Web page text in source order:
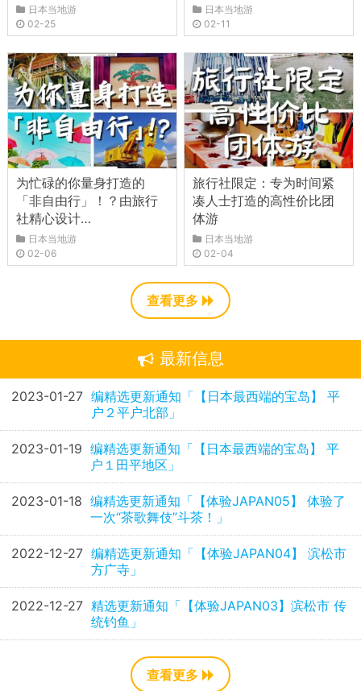
日本当地游
02-25
日本当地游
02-11
为忙碌的你量身打造的
「非自由行」！？由旅行
社精心设计…
日本当地游
02-06
旅行社限定：专为时间紧
凑人士打造的高性价比团
体游
日本当地游
02-04
查看更多
最新信息
2023-01-27 编精选更新通知「【日本最西端的宝岛】 平
户２平户北部」
2023-01-19 编精选更新通知「【日本最西端的宝岛】 平
户１田平地区」
2023-01-18 编精选更新通知「【体验JAPAN05】 体验了
一次“茶歌舞伎”斗茶！」
2022-12-27 编精选更新通知「【体验JAPAN04】 滨松市
方广寺」
2022-12-27 精选更新通知「【体验JAPAN03】滨松市 传
统钓鱼」
查看更多